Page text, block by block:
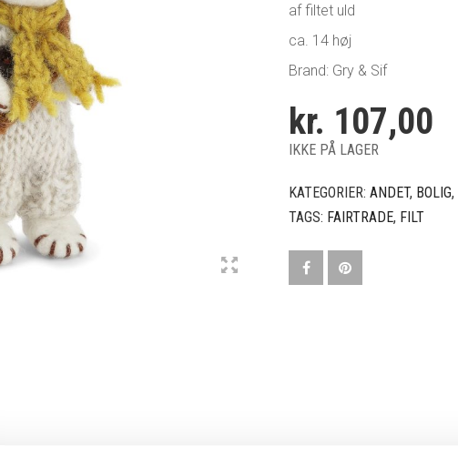
af filtet uld
ca. 14 høj
Brand: Gry & Sif
kr. 107,00
IKKE PÅ LAGER
KATEGORIER: ANDET, BOLIG,
TAGS: FAIRTRADE, FILT